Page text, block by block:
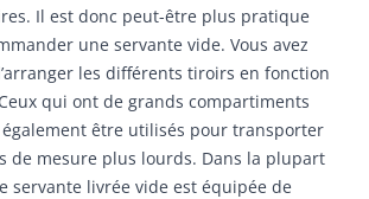
Il est donc peut-être plus pratique
une servante vide. Vous avez
les différents tiroirs en fonction
qui ont de grands compartiments
être utilisés pour transporter
de mesure plus lourds. Dans la plupart
servante livrée vide est équipée de